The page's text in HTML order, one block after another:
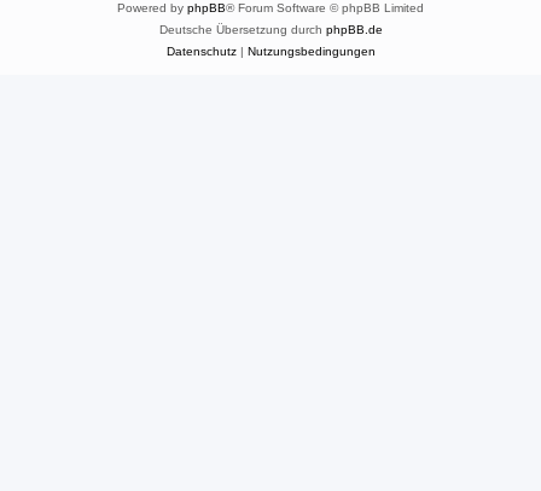
Powered by phpBB® Forum Software © phpBB Limited
Deutsche Übersetzung durch phpBB.de
Datenschutz| Nutzungsbedingungen